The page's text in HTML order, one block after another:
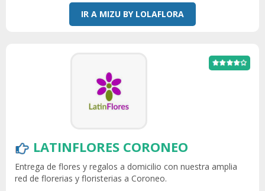
IR A MIZU BY LOLAFLORA
LATINFLORES CORONEO
Entrega de flores y regalos a domicilio con nuestra amplia
red de florerias y floristerias a Coroneo.